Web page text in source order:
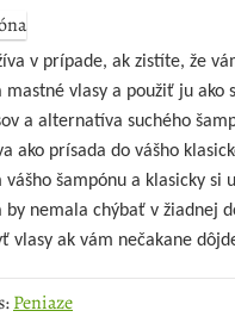
v prípade, ak zistíte, že
mastné vlasy a použiť ju ako
a alternatíva suchého
ako prísada do vášho
vášho šampónu a klasicky
by nemala chýbať v žiadnej
vlasy ak vám nečakane
Peniaze